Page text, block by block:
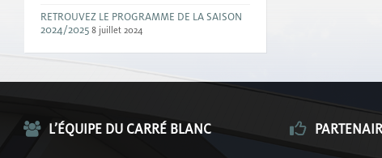
RETROUVEZ LE PROGRAMME DE LA SAISON
2024/2025 8 juillet 2024
L’ÉQUIPE DU CARRÉ BLANC